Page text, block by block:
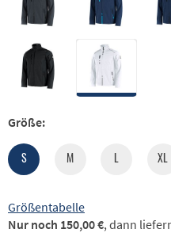
Größe:
S M L XL
Größentabelle
Nur noch 150,00 €, dann